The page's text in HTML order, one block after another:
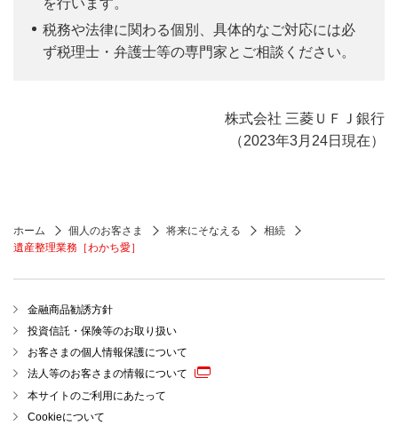
を行います。
税務や法律に関わる個別、具体的なご対応には必
ず税理士・弁護士等の専門家とご相談ください。
株式会社 三菱ＵＦＪ銀行
（2023年3月24日現在）
ホーム 個人のお客さま 将来にそなえる
相続
遺産整理業務［わかち愛］
金融商品勧誘方針
投資信託・保険等のお取り扱い
お客さまの個人情報保護について
法人等のお客さまの情報について
本サイトのご利用にあたって
Cookieについて